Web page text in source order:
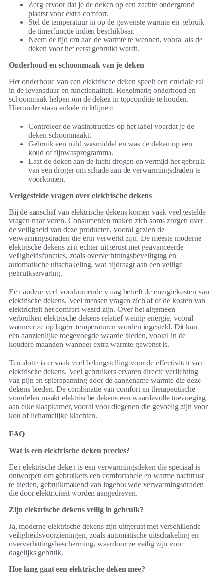
Zorg ervoor dat je de deken op een zachte ondergrond
plaatst voor extra comfort.
Stel de temperatuur in op de gewenste warmte en gebruik
de timerfunctie indien beschikbaar.
Neem de tijd om aan de warmte te wennen, vooral als de
deken voor het eerst gebruikt wordt.
Onderhoud en schoonmaak van je deken
Het onderhoud van een elektrische deken speelt een cruciale rol
in de levensduur en functionaliteit. Regelmatig onderhoud en
schoonmaak helpen om de deken in topconditie te houden.
Hieronder staan enkele richtlijnen:
Controleer de wasinstructies op het label voordat je de
deken schoonmaakt.
Gebruik een mild wasmiddel en was de deken op een
koud of fijnwasprogramma.
Laat de deken aan de lucht drogen en vermijd het gebruik
van een droger om schade aan de verwarmingsdraden te
voorkomen.
Veelgestelde vragen over elektrische dekens
Bij de aanschaf van elektrische dekens komen vaak veelgestelde
vragen naar voren. Consumenten maken zich soms zorgen over
de veiligheid van deze producten, vooral gezien de
verwarmingsdraden die erin verwerkt zijn. De meeste moderne
elektrische dekens zijn echter uitgerust met geavanceerde
veiligheidsfuncties, zoals oververhittingsbeveiliging en
automatische uitschakeling, wat bijdraagt aan een veilige
gebruikservaring.
Een andere veel voorkomende vraag betreft de energiekosten van
elektrische dekens. Veel mensen vragen zich af of de kosten van
elektriciteit het comfort waard zijn. Over het algemeen
verbruiken elektrische dekens relatief weinig energie, vooral
wanneer ze op lagere temperaturen worden ingesteld. Dit kan
een aanzienlijke toegevoegde waarde bieden, vooral in de
koudere maanden wanneer extra warmte gewenst is.
Ten slotte is er vaak veel belangstelling voor de effectiviteit van
elektrische dekens. Veel gebruikers ervaren directe verlichting
van pijn en spierspanning door de aangename warmte die deze
dekens bieden. De combinatie van comfort en therapeutische
voordelen maakt elektrische dekens een waardevolle toevoeging
aan elke slaapkamer, vooral voor diegenen die gevoelig zijn voor
kou of lichamelijke klachten.
FAQ
Wat is een elektrische deken precies?
Een elektrische deken is een verwarmingsdeken die speciaal is
ontworpen om gebruikers een comfortabele en warme nachtrust
te bieden, gebruikmakend van ingebouwde verwarmingsdraden
die door elektriciteit worden aangedreven.
Zijn elektrische dekens veilig in gebruik?
Ja, moderne elektrische dekens zijn uitgerust met verschillende
veiligheidsvoorzieningen, zoals automatische uitschakeling en
oververhittingsbescherming, waardoor ze veilig zijn voor
dagelijks gebruik.
Hoe lang gaat een elektrische deken mee?